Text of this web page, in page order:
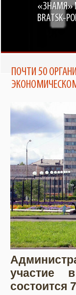
«ЗНАМЯ»
BRATSK-
ПОЧТИ 50
участие
состоится